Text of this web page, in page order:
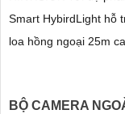
Smart HybirdLight hỗ
loa hồng ngoại 25m
BỘ CAMERA